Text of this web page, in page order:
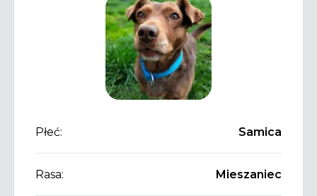
Płeć: Samica
Rasa: Mieszaniec